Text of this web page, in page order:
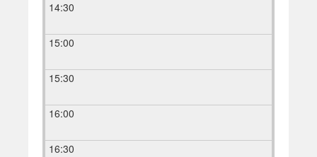
14:30
15:00
15:30
16:00
16:30